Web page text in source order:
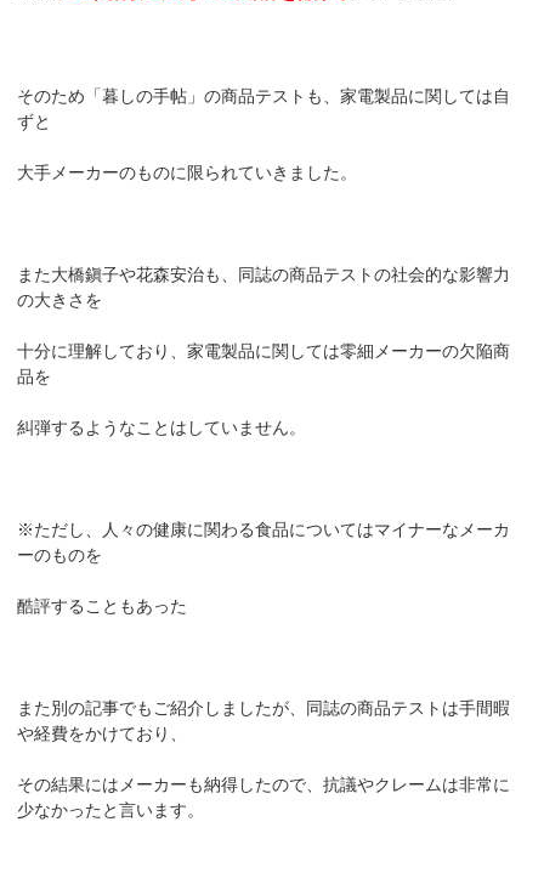
そのため「暮しの手帖」の商品テストも、家電製品に関しては自
ずと
大手メーカーのものに限られていきました。
また大橋鎭子や花森安治も、同誌の商品テストの社会的な影響力
の大きさを
十分に理解しており、家電製品に関しては零細メーカーの欠陥商
品を
糾弾するようなことはしていません。
※ただし、人々の健康に関わる食品についてはマイナーなメーカ
ーのものを
酷評することもあった
また別の記事でもご紹介しましたが、同誌の商品テストは手間暇
や経費をかけており、
その結果にはメーカーも納得したので、抗議やクレームは非常に
少なかったと言います。